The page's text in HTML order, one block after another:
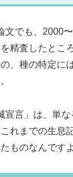
文でも、2000
精査したとこ
、種の特定に
言」は、単な
れまでの生息
ものなんですよ